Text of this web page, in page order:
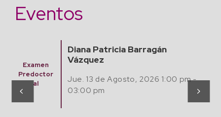
Eventos
Matemátic
as,
Computaci
Finding Algebraic Mathematical
Models from Experimental Data
Jue. 20 Agosto, 2026 12:00 pm -